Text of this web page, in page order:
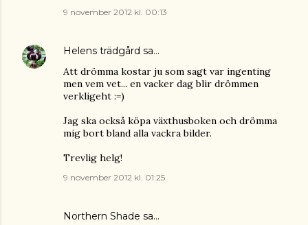
9 november 2012 kl. 00:13
Helens trädgård sa…
Att drömma kostar ju som sagt var ingenting
men vem vet... en vacker dag blir drömmen
verkligeht :=)
Jag ska också köpa växthusboken och drömma
mig bort bland alla vackra bilder.
Trevlig helg!
9 november 2012 kl. 01:25
Northern Shade sa…